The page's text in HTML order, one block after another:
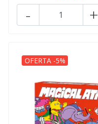
+
-
OFERTA -5%